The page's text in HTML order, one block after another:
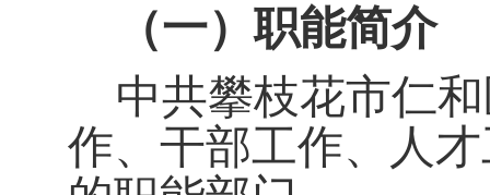
（一）职能简介
中共攀枝花市仁
作、干部工作、人